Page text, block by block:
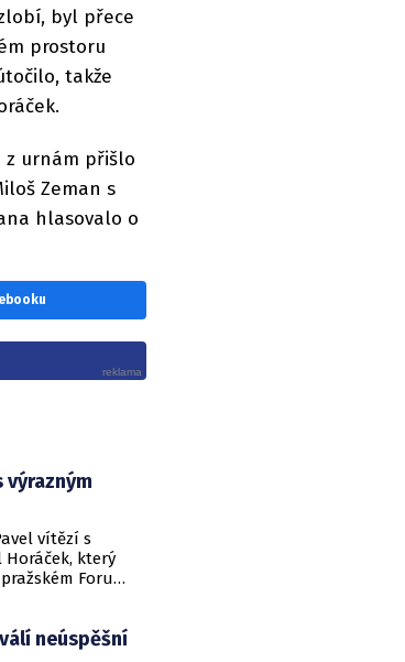
byl přece
prostoru
takže
z urnám přišlo
Zeman s
hlasovalo o
výrazným
vítězí s
Horáček, který
Foru
neúspěšní